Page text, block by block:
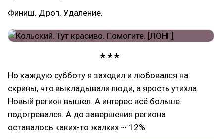
Финиш. Дроп. Удаление.
Но каждую субботу я заходил и любовался на
скрины, что выкладывали люди, а ярость утихла.
Новый регион вышел. А интерес всё больше
подогревался. А до завершения региона
оставалось каких-то жалких ~ 12%